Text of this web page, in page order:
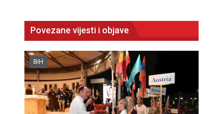
Povezane vijesti i objave
BiH